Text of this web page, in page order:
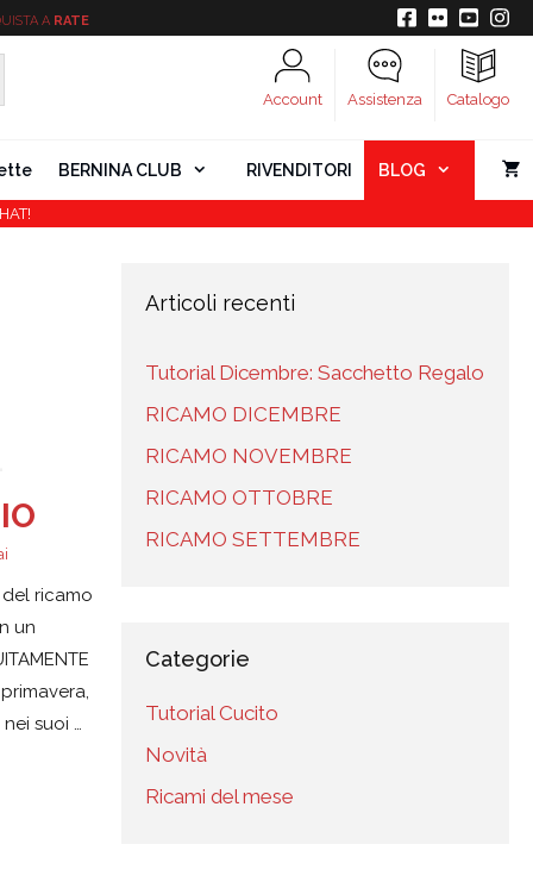
A RATE
Account Assistenza Catalogo
BERNINA CLUB RIVENDITORI BLOG
del ricamo
un
suoi …
Articoli recenti
Tutorial Dicembre: Sacchetto Regalo
RICAMO DICEMBRE
RICAMO NOVEMBRE
RICAMO OTTOBRE
RICAMO SETTEMBRE
Categorie
Tutorial Cucito
Novità
Ricami del mese